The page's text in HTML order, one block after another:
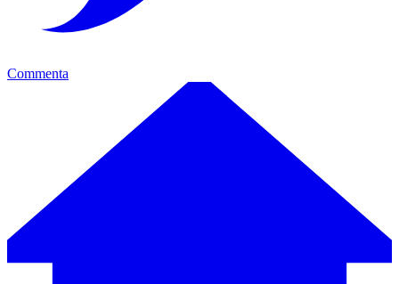
Commenta